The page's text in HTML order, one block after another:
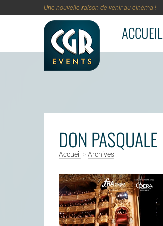
Aller au contenu principal
Une nouvelle raison de venir au cinéma !
ACCUEIL
DON PASQUALE
Accueil >Archives